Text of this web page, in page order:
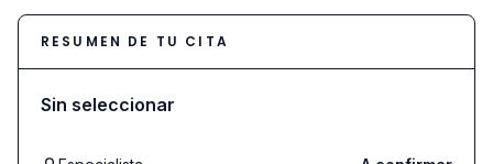
RESUMEN DE TU CITA
Sin seleccionar